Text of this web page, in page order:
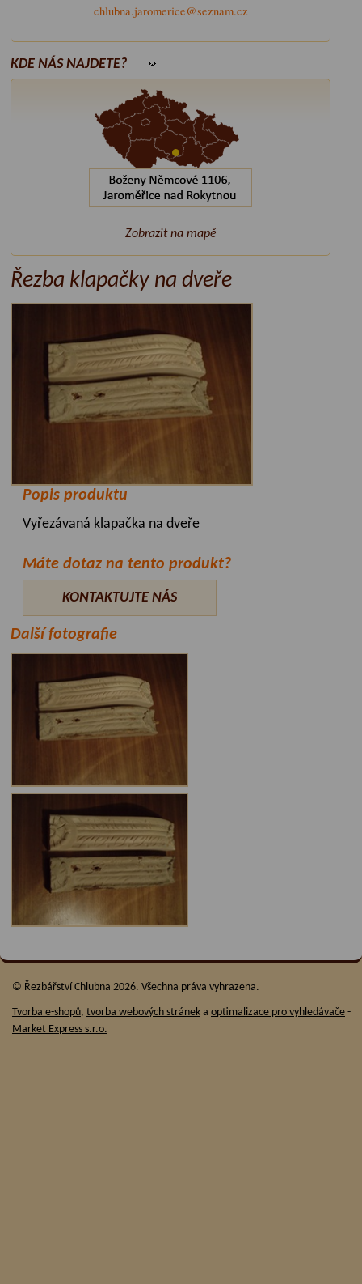
chlubna.jaromerice@seznam.cz
KDE NÁS NAJDETE?
Zobrazit na mapě
Řezba klapačky na dveře
Popis produktu
Vyřezávaná klapačka na dveře
Máte dotaz na tento produkt?
KONTAKTUJTE NÁS
Další fotografie
© Řezbářství Chlubna 2026. Všechna práva vyhrazena.
Tvorba e-shopů, tvorba webových stránek a optimalizace pro vyhledávače -
Market Express s.r.o.